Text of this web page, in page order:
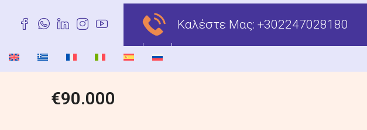
Καλέστε Μας: +302247028180
€90.000